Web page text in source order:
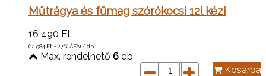
Műtrágya és fűmag szórókocsi 12l kézi
16 490 Ft
(12 984 Ft + 27% ÁFA) / db
Max. rendelhető 6 db
Kosárba